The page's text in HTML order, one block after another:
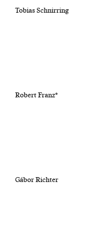
Tobias Schnirring
Robert Franz*
Gábor Richter